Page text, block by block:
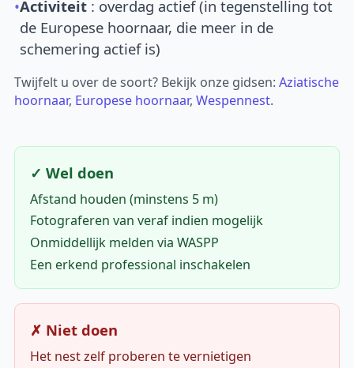
•Activiteit : overdag actief (in tegenstelling tot
de Europese hoornaar, die meer in de
schemering actief is)
Twijfelt u over de soort? Bekijk onze gidsen:Aziatische
hoornaar, Europese hoornaar,Wespennest.
✓ Wel doen
Afstand houden (minstens 5 m)
Fotograferen van veraf indien mogelijk
Onmiddellijk melden via WASPP
Een erkend professional inschakelen
✗ Niet doen
Het nest zelf proberen te vernietigen